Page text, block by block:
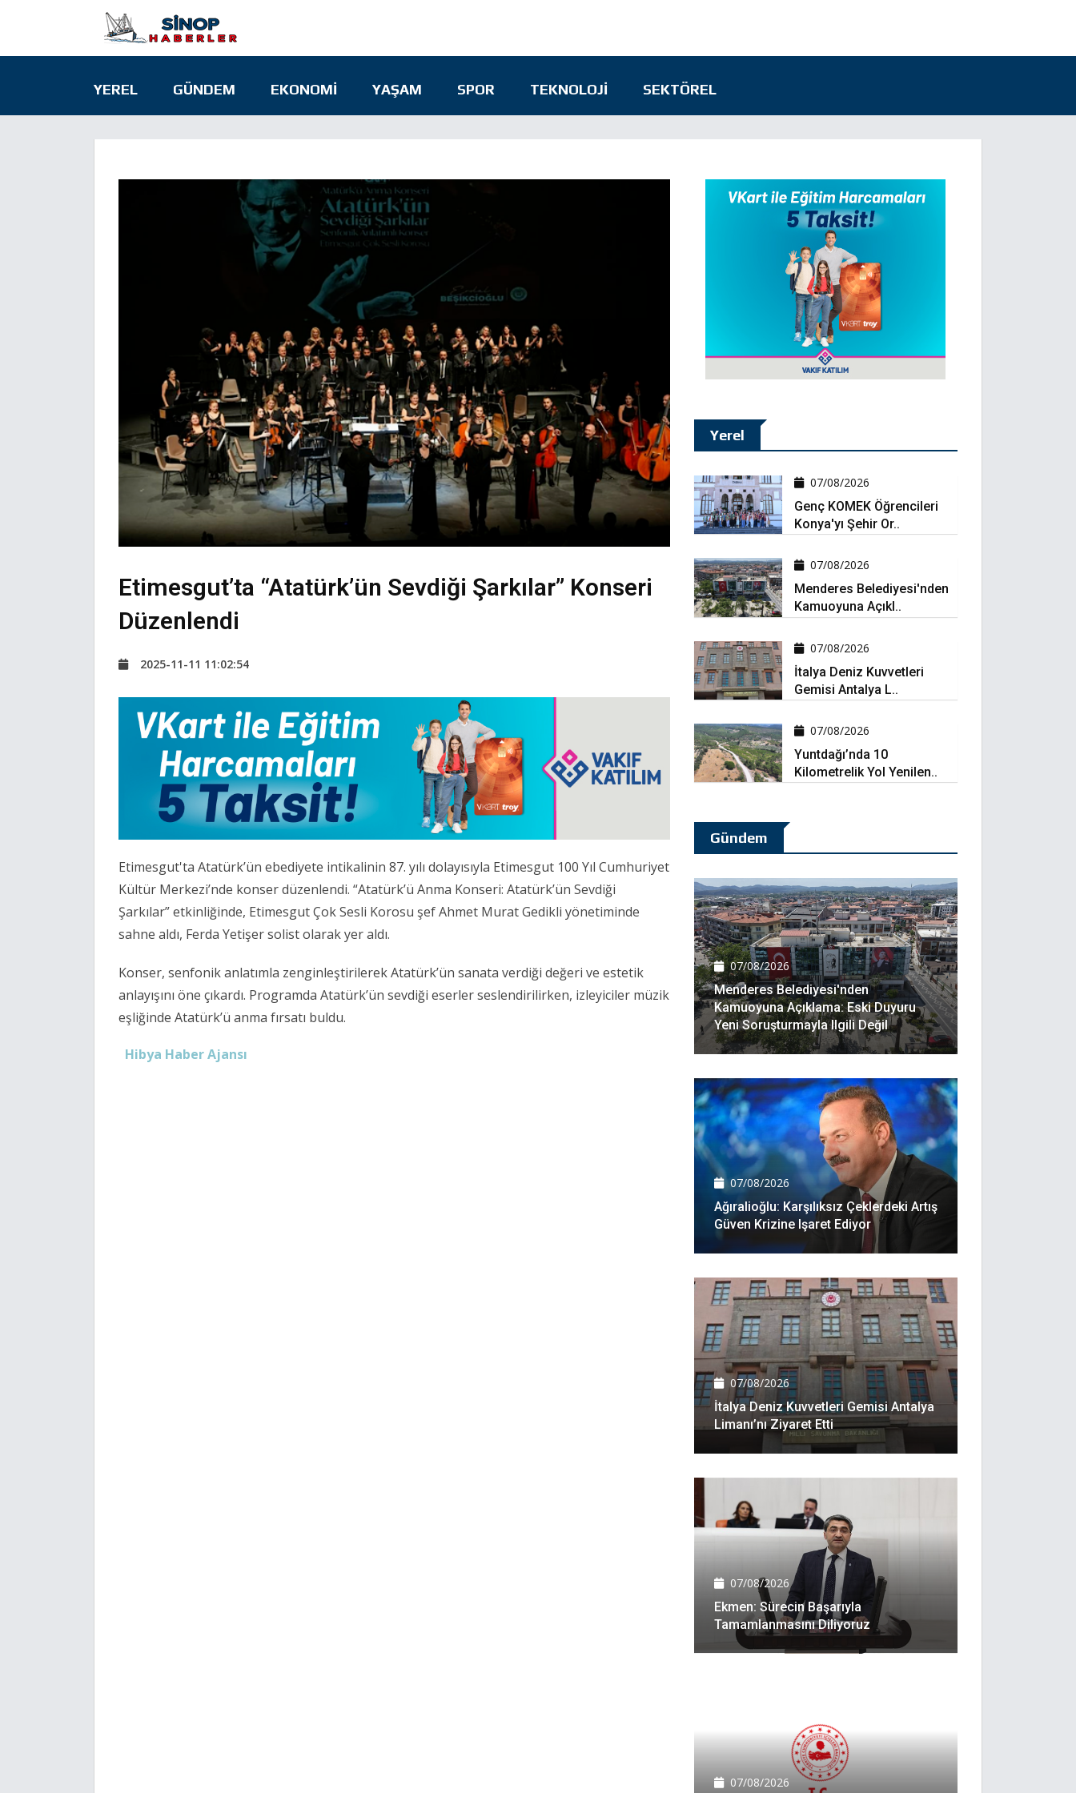
YEREL GÜNDEM EKONOMI YAŞAM SPOR TEKNOLOJI SEKTÖREL
Etimesgut’ta “Atatürk’ün Sevdiği Şarkılar” Konseri
Düzenlendi
2025-11-11 11:02:54
Etimesgut'ta Atatürk’ün ebediyete intikalinin 87. yılı dolayısıyla Etimesgut 100 Yıl Cumhuriyet
Kültür Merkezi’nde konser düzenlendi. “Atatürk’ü Anma Konseri: Atatürk’ün Sevdiği
Şarkılar” etkinliğinde, Etimesgut Çok Sesli Korosu şef Ahmet Murat Gedikli yönetiminde
sahne aldı, Ferda Yetişer solist olarak yer aldı.
Konser, senfonik anlatımla zenginleştirilerek Atatürk’ün sanata verdiği değeri ve estetik
anlayışını öne çıkardı. Programda Atatürk’ün sevdiği eserler seslendirilirken, izleyiciler müzik
eşliğinde Atatürk’ü anma fırsatı buldu.
Hibya Haber Ajansı
Yerel
07/08/2026
Genç KOMEK Öğrencileri
Konya'yı Şehir Or..
07/08/2026
Menderes Belediyesi'nden
Kamuoyuna Açıkl..
07/08/2026
İtalya Deniz Kuvvetleri
Gemisi Antalya L..
07/08/2026
Yuntdağı’nda 10
Kilometrelik Yol Yenilen..
Gündem
07/08/2026
Menderes Belediyesi'nden
Kamuoyuna Açıklama: Eski Duyuru
Yeni Soruşturmayla Ilgili Değil
07/08/2026
Ağıralioğlu: Karşılıksız Çeklerdeki Artış
Güven Krizine Işaret Ediyor
07/08/2026
İtalya Deniz Kuvvetleri Gemisi Antalya
Limanı’nı Ziyaret Etti
07/08/2026
Ekmen: Sürecin Başarıyla
Tamamlanmasını Diliyoruz
07/08/2026